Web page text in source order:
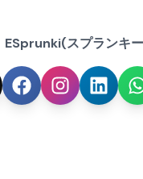
スプランキ